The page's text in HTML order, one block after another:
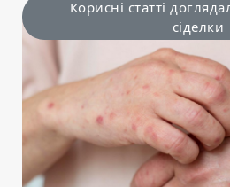
Корисні статті
сіделки